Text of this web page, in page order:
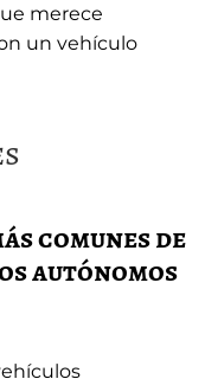
merece
un vehículo
comunes de
autónomos